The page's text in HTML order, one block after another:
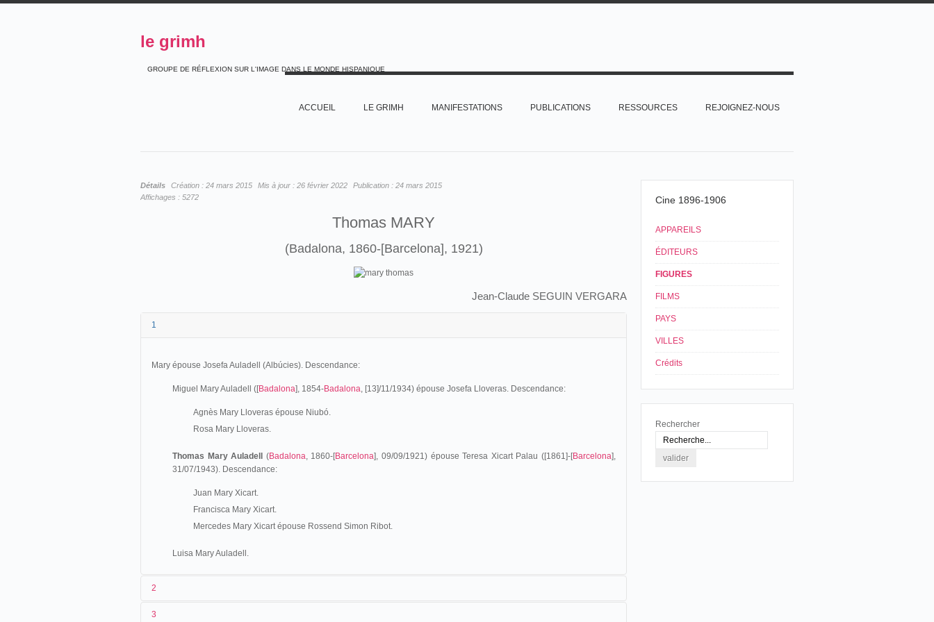
le grimh
GROUPE DE RÉFLEXION SUR L'IMAGE DANS LE MONDE HISPANIQUE
ACCUEIL LE GRIMH MANIFESTATIONS PUBLICATIONS RESSOURCES REJOIGNEZ-NOUS
Détails Création : 24 mars 2015 Mis à jour : 26 février 2022 Publication : 24 mars 2015
Affichages : 5272
Thomas MARY
(Badalona, 1860-[Barcelona], 1921)
Jean-Claude SEGUIN VERGARA
1
Mary épouse Josefa Auladell (Albúcies). Descendance:
Miguel Mary Auladell ([Badalona], 1854-Badalona, [13]/11/1934) épouse Josefa Lloveras. Descendance:
Agnès Mary Lloveras épouse Niubó.
Rosa Mary Lloveras.
Thomas Mary Auladell (Badalona, 1860-[Barcelona], 09/09/1921) épouse Teresa Xicart Palau ([1861]-[Barcelona],
31/07/1943). Descendance:
Juan Mary Xicart.
Francisca Mary Xicart.
Mercedes Mary Xicart épouse Rossend Simon Ribot.
Luisa Mary Auladell.
2
3
Cine 1896-1906
APPAREILS
ÉDITEURS
FIGURES
FILMS
PAYS
VILLES
Crédits
Rechercher